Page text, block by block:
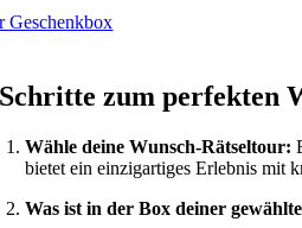
Geschenkbox
zum perfekten
Wähle deine Wunsch-Rätseltour:
bietet ein einzigartiges Erlebnis mit
Was ist in der Box deiner